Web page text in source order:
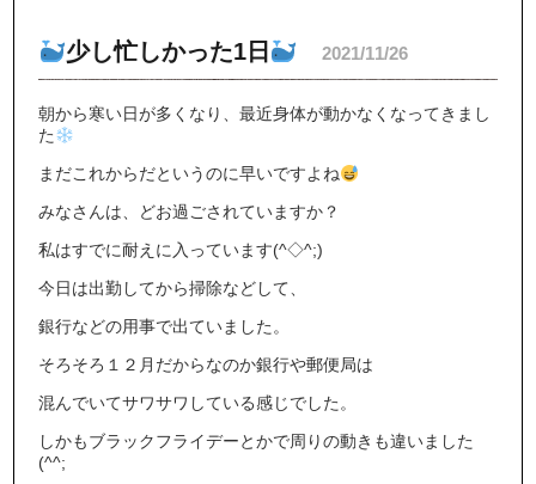
少し忙しかった1日 2021/11/26
朝から寒い日が多くなり、最近身体が動かなくなってきまし
た
まだこれからだというのに早いですよね
みなさんは、どお過ごされていますか？
私はすでに耐えに入っています(^◇^;)
今日は出勤してから掃除などして、
銀行などの用事で出ていました。
そろそろ１２月だからなのか銀行や郵便局は
混んでいてサワサワしている感じでした。
しかもブラックフライデーとかで周りの動きも違いました
(^^;